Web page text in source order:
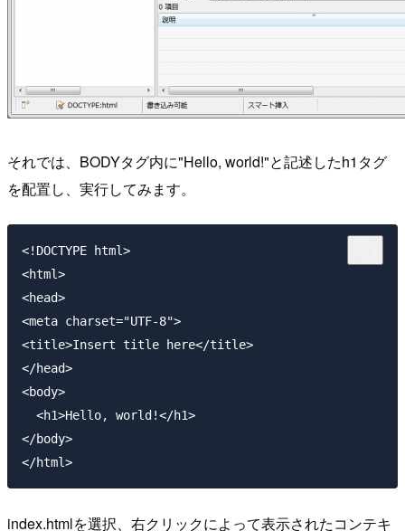
それでは、BODYタグ内に"Hello, world!"と記述したh1タグ
を配置し、実行してみます。
<!DOCTYPE html>
<html>
<head>
<meta charset="UTF-8">
<title>Insert title here</title>
</head>
<body>
  <h1>Hello, world!</h1>
</body>
index.htmlを選択、右クリックによって表示されたコンテキ